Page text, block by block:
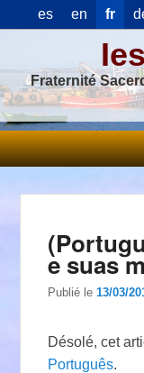
es en fr
Fraternité
e suas
Publié le13/03/
Désolé, cet
Português.